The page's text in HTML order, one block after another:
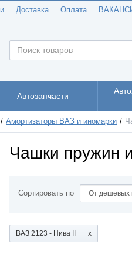
Доставка Оплата
Автозапчасти
Амортизаторы ВАЗ и иномарки
Чашки пружин
Сортировать по
ВАЗ 2123 - Нива II